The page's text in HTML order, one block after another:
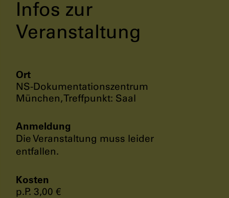
Infos zur
Veranstaltung
Ort
NS-Dokumentationszentrum
München, Treffpunkt: Saal
Anmeldung
Die Veranstaltung muss leider
entfallen.
Kosten
p.P. 3,00 €